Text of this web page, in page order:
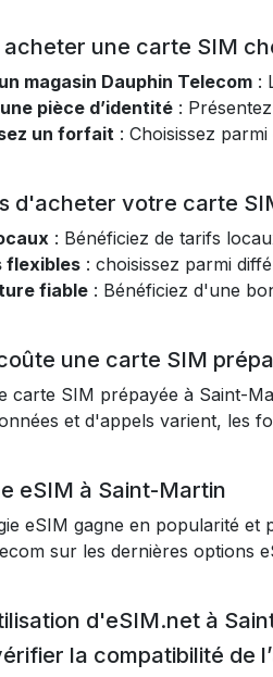
acheter une carte SIM
magasin Dauphin Telecom :
pièce d’identité :
un forfait : Choisissez
d'acheter votre carte
: Bénéficiez de tarifs
flexibles : choisissez parmi
fiable : Bénéficiez d'une
une carte SIM
carte SIM prépayée à Saint-
et d'appels varient, les
eSIM à Saint-Martin
eSIM gagne en popularité
sur les dernières options
d'eSIM.net à
la compatibilité de